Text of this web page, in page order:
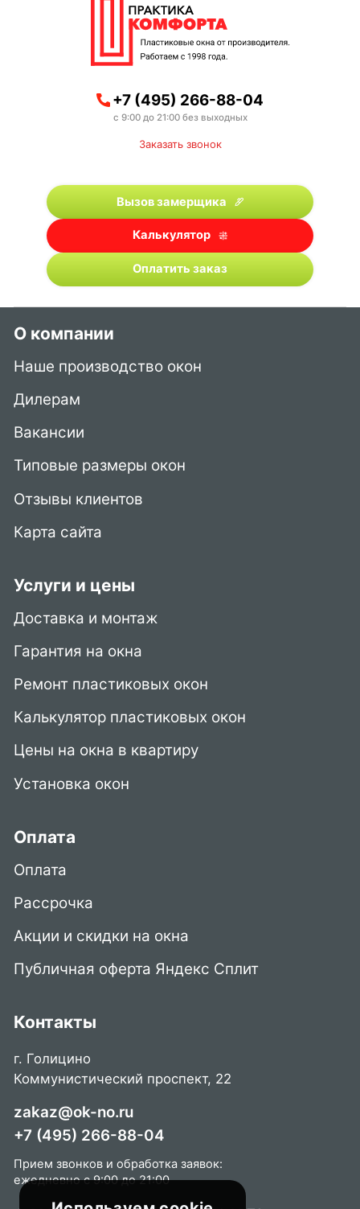
+7 (495) 266-88-04
с 9:00 до 21:00 без выходных
Заказать звонок
Вызов замерщика
Калькулятор
Оплатить заказ
О компании
Наше производство окон
Дилерам
Вакансии
Типовые размеры окон
Отзывы клиентов
Карта сайта
Услуги и цены
Доставка и монтаж
Гарантия на окна
Ремонт пластиковых окон
Калькулятор пластиковых окон
Цены на окна в квартиру
Установка окон
Оплата
Оплата
Рассрочка
Акции и скидки на окна
Публичная оферта Яндекс Сплит
Контакты
г. Голицино
Коммунистический проспект, 22
zakaz@ok-no.ru
+7 (495) 266-88-04
Прием звонков и обработка заявок:
ежедневно с 9:00 до 21:00